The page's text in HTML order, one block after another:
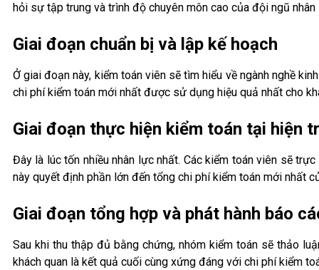
hỏi sự tập trung và trình độ chuyên môn cao của đội ngũ nhân
Giai đoạn chuẩn bị và lập kế hoạch
Ở giai đoạn này, kiểm toán viên sẽ tìm hiểu về ngành nghề
chi phí kiểm toán mới nhất được sử dụng hiệu quả nhất cho
Giai đoạn thực hiện kiểm toán tại hiện
Đây là lúc tốn nhiều nhân lực nhất. Các kiểm toán viên sẽ
này quyết định phần lớn đến tổng chi phí kiểm toán mới nhất
Giai đoạn tổng hợp và phát hành báo
Sau khi thu thập đủ bằng chứng, nhóm kiểm toán sẽ thảo
khách quan là kết quả cuối cùng xứng đáng với chi phí kiểm